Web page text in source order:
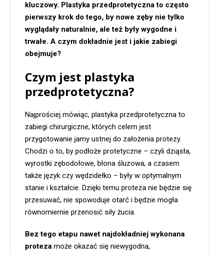
kluczowy. Plastyka przedprotetyczna to często
pierwszy krok do tego, by nowe zęby nie tylko
wyglądały naturalnie, ale też były wygodne i
trwałe. A czym dokładnie jest i jakie zabiegi
obejmuje?
Czym jest plastyka
przedprotetyczna?
Najprościej mówiąc, plastyka przedprotetyczna to
zabiegi chirurgiczne, których celem jest
przygotowanie jamy ustnej do założenia protezy.
Chodzi o to, by podłoże protetyczne – czyli dziąsła,
wyrostki zębodołowe, błona śluzowa, a czasem
także język czy wędzidełko – były w optymalnym
stanie i kształcie. Dzięki temu proteza nie będzie się
przesuwać, nie spowoduje otarć i będzie mogła
równomiernie przenosić siły żucia.
Bez tego etapu nawet najdokładniej wykonana
proteza może okazać się niewygodna,